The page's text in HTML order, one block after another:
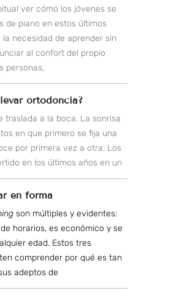
ver cómo los jóvenes se
de piano en estos últimos
la necesidad de aprender sin
al confort del propio
personas,
ortodoncia?
traslada a la boca. La sonrisa
en que primero se fija una
por primera vez a otra. Los
en los últimos años en un
en forma
son múltiples y evidentes:
horarios, es económico y se
edad. Estos tres
comprender por qué es tan
adeptos de